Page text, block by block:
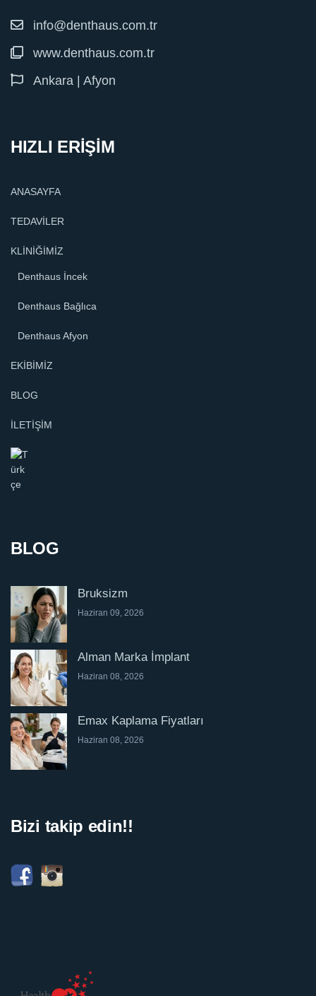
info@denthaus.com.tr
www.denthaus.com.tr
Ankara | Afyon
HIZLI ERİŞİM
ANASAYFA
TEDAVİLER
KLİNİĞİMİZ
Denthaus İncek
Denthaus Bağlıca
Denthaus Afyon
EKİBİMİZ
BLOG
İLETİŞİM
BLOG
Bruksizm
Haziran 09, 2026
Alman Marka İmplant
Haziran 08, 2026
Emax Kaplama Fiyatları
Haziran 08, 2026
Bizi takip edin!!